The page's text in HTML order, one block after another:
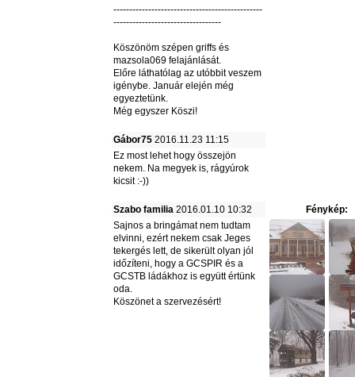
-----------------------------------------------
----------------------------------
Köszönöm szépen griffs és
mazsola069 felajánlását.
Előre láthatólag az utóbbit veszem
igénybe. Január elején még
egyeztetünk.
Még egyszer Köszi!
Gábor75 2016.11.23 11:15
Ez most lehet hogy összejön
nekem. Na megyek is, rágyúrok
kicsit :-))
Szabo familia 2016.01.10 10:32
Fénykép:
Sajnos a bringámat nem tudtam
elvinni, ezért nekem csak Jeges
tekergés lett, de sikerült olyan jól
időzíteni, hogy a GCSPIR és a
GCSTB ládákhoz is együtt értünk
oda.
Köszönet a szervezésért!